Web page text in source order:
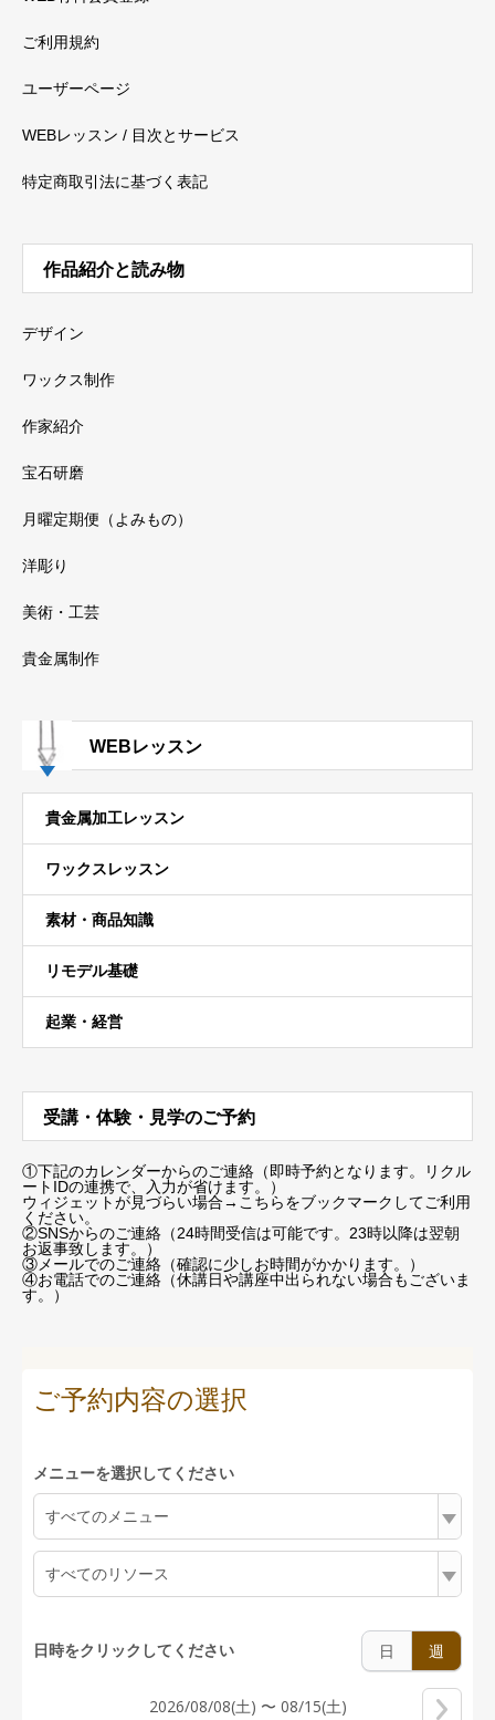
ご利用規約
ユーザーページ
WEBレッスン / 目次とサービス
特定商取引法に基づく表記
作品紹介と読み物
デザイン
ワックス制作
作家紹介
宝石研磨
月曜定期便（よみもの）
洋彫り
美術・工芸
貴金属制作
WEBレッスン
貴金属加工レッスン
ワックスレッスン
素材・商品知識
リモデル基礎
起業・経営
受講・体験・見学のご予約
①下記のカレンダーからのご連絡（即時予約となります。リクル
ートIDの連携で、入力が省けます。）
ウィジェットが見づらい場合→こちらをブックマーク してご利用
ください。
②SNSからのご連絡（24時間受信は可能です。23時以降は翌朝
お返事致します。）
③メールでのご連絡（確認に少しお時間がかかります。）
④お電話でのご連絡（休講日や講座中出られない場合もございま
す。）